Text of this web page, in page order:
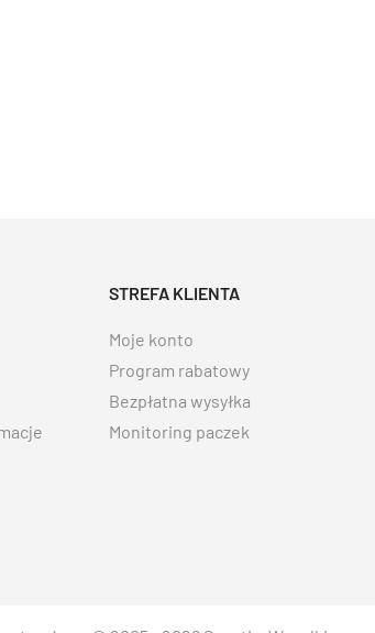
STREFA KLIENTA
Moje konto
Program rabatowy
Bezpłatna wysyłka
Monitoring paczek